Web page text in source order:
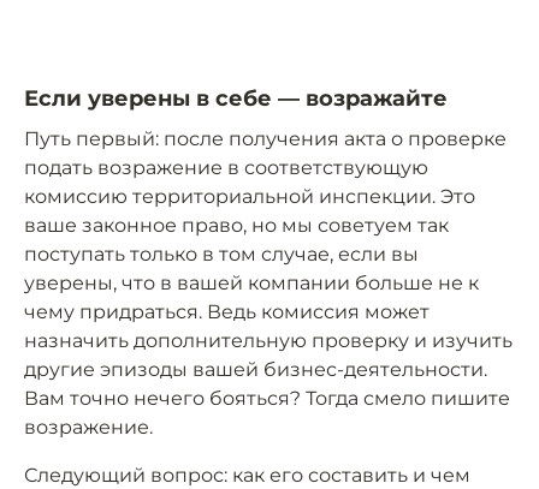
Если уверены в себе — возражайте
Путь первый: после получения акта о проверке
подать возражение в соответствующую
комиссию территориальной инспекции. Это
ваше законное право, но мы советуем так
поступать только в том случае, если вы
уверены, что в вашей компании больше не к
чему придраться. Ведь комиссия может
назначить дополнительную проверку и изучить
другие эпизоды вашей бизнес-деятельности.
Вам точно нечего бояться? Тогда смело пишите
возражение.
Следующий вопрос: как его составить и чем